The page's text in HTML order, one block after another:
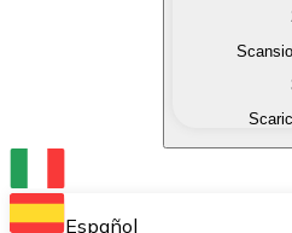
Converti le tue
Scambia una
Conserva le tue cripto in
Español